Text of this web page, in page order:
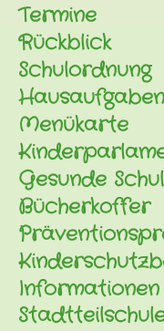
Termine
Rückblick
Schulordnung
Menükarte
Gesunde
Bücherkoffer